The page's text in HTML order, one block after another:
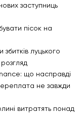
заступниць
пісок на
луцького
що насправді
не завжди
витратять понад